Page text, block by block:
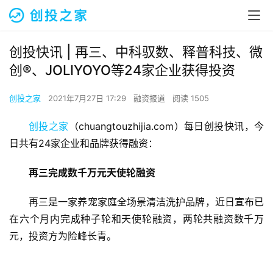
创投快讯 | 再三、​中科驭数、释普科技、微
创®、JOLIYOYO等24家企业获得投资
创投之家 2021年7月27日 17:29 融资报道 阅读 1505
创投之家 （chuangtouzhijia.com）每日创投快讯，今
日共有24家企业和品牌获得融资：
再三完成数千万元天使轮融资
再三是一家养宠家庭全场景清洁洗护品牌，近日宣布已
在六个月内完成种子轮和天使轮融资，两轮共融资数千万
元，投资方为险峰长青。